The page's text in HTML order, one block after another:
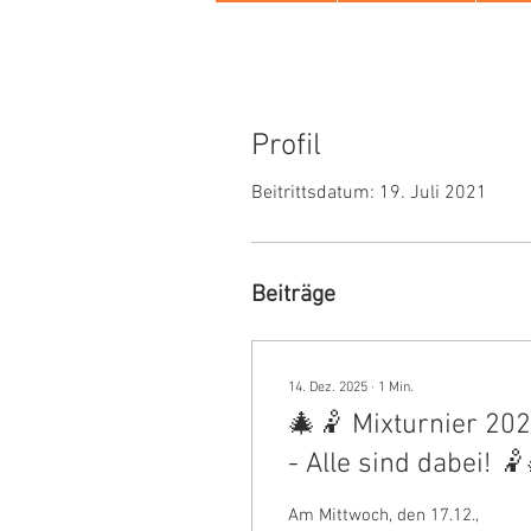
Profil
Beitrittsdatum: 19. Juli 2021
Beiträge
14. Dez. 2025 ∙ 1 Min.
🎄🤾 Mixturnier
- Alle sind dabei!
Am Mittwoch, den 17.12.,